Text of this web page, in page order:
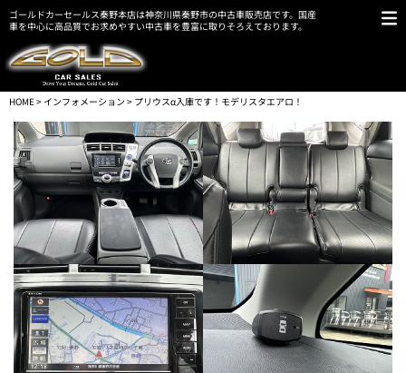
ゴールドカーセールス秦野本店は神奈川県秦野市の中古車販売店です。国産
車を中心に高品質でお求めやすい中古車を豊富に取りそろえております。
HOME> インフォメーション > プリウスα入庫です！モデリスタエアロ！